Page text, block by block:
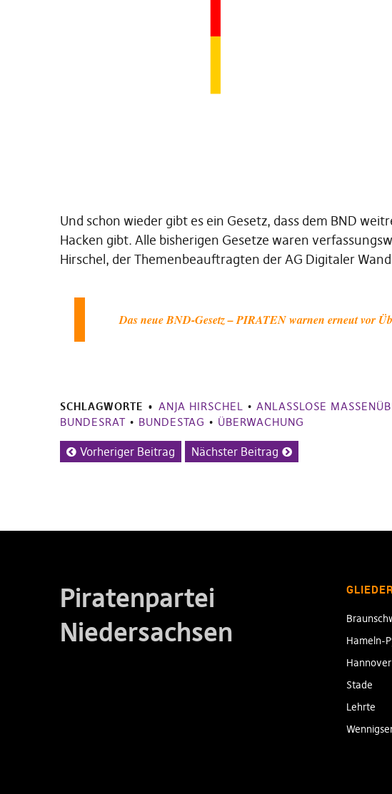
Und schon wieder gibt es ein Gesetz, dass dem BND
Hacken gibt. Alle bisherigen Gesetze waren
Hirschel, der Themenbeauftragten der AG Digitaler
Das neue BND-Gesetz – PIRATEN warnen erneut vor
SCHLAGWORTE ANJA HIRSCHEL • ANLASSLOSE
BUNDESRAT • BUNDESTAG • ÜBERWACHUNG
Vorheriger Beitrag Nächster Beitrag
Piratenpartei
Niedersachsen
Hameln-
Hannover
Stade
Lehrte